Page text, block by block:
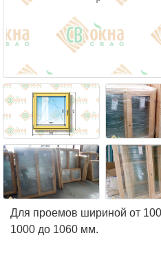
Для проемов шириной от
1000 до 1060 мм.